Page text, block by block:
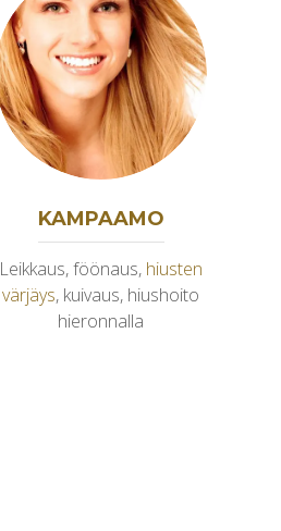
KAMPAAMO
Leikkaus, föönaus, hiusten
värjäys, kuivaus, hiushoito
hieronnalla